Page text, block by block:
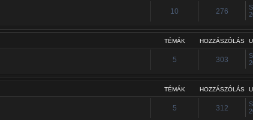
10 276
TÉMÁK HOZZÁSZÓLÁS
5 303
TÉMÁK HOZZÁSZÓLÁS
5 312